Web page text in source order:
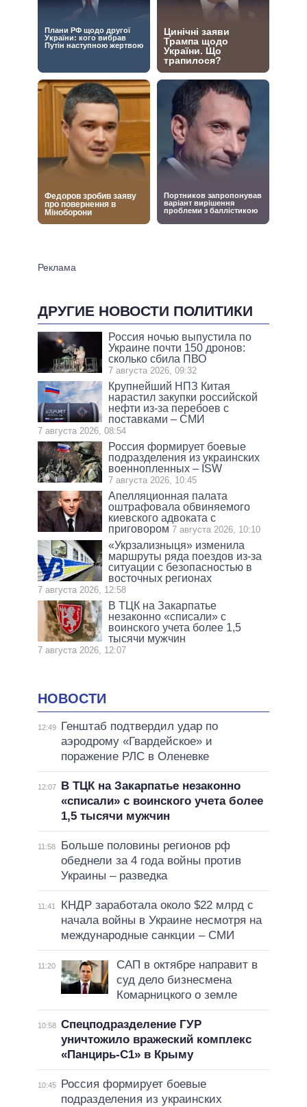
ДРУГИЕ НОВОСТИ ПОЛИТИКИ
Россия ночью выпустила по
Украине почти 150 дронов:
сколько сбила ПВО
7 августа 2026, 09:32
Крупнейший НПЗ Китая
нарастил закупки российской
нефти из-за перебоев с
поставками – СМИ
7 августа 2026, 08:54
Россия формирует боевые
подразделения из украинских
военнопленных – ISW
7 августа 2026, 10:45
Апелляционная палата
оштрафовала обвиняемого
киевского адвоката с
приговором 7 августа 2026, 10:10
«Укрзализныця» изменила
маршруты ряда поездов из-за
ситуации с безопасностью в
восточных регионах
7 августа 2026, 12:58
В ТЦК на Закарпатье
незаконно «списали» с
воинского учета более 1,5
тысячи мужчин
7 августа 2026, 12:07
НОВОСТИ
12:49
Генштаб подтвердил удар по
аэродрому «Гвардейское» и
поражение РЛС в Оленевке
12:07
В ТЦК на Закарпатье незаконно
«списали» с воинского учета более
1,5 тысячи мужчин
11:58
Больше половины регионов рф
обеднели за 4 года войны против
Украины – разведка
11:41
КНДР заработала около $22 млрд с
начала войны в Украине несмотря на
международные санкции – СМИ
11:20
САП в октябре направит в
суд дело бизнесмена
Комарницкого о земле
10:58 Спецподразделение ГУР
уничтожило вражеский комплекс
«Панцирь-С1» в Крыму
10:45
Россия формирует боевые
подразделения из украинских